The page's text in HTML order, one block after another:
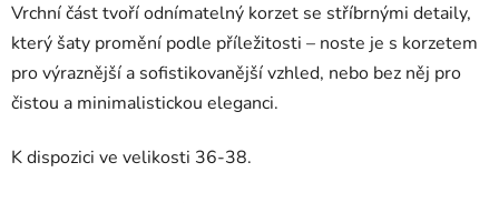
Vrchní část tvoří odnímatelný korzet se stříbrnými detaily,
který šaty promění podle příležitosti – noste je s korzetem
pro výraznější a sofistikovanější vzhled, nebo bez něj pro
čistou a minimalistickou eleganci.
K dispozici ve velikosti 36-38.